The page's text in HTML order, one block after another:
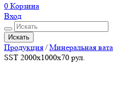
0 Корзина
Вход
Искать
Продукция /Минеральная вата
SST 2000x1000x70 рул.